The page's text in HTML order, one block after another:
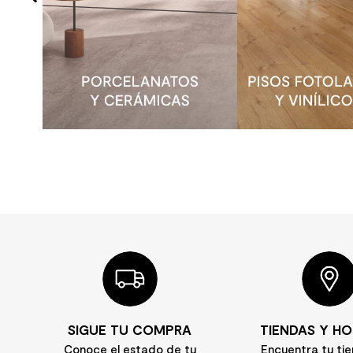
SIGUE TU COMPRA
Conoce el estado de tu
TIENDAS Y
Encuentra tu